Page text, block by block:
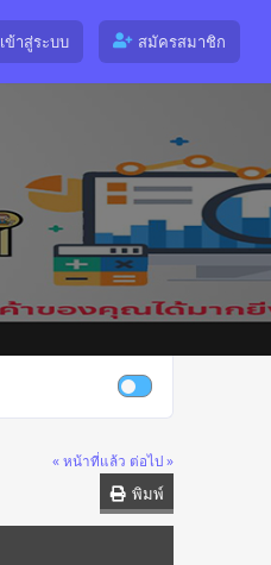
เข้าสู่ระบบ สมัครสมาชิก
« หน้าที่แล้ว ต่อไป »
พิมพ์